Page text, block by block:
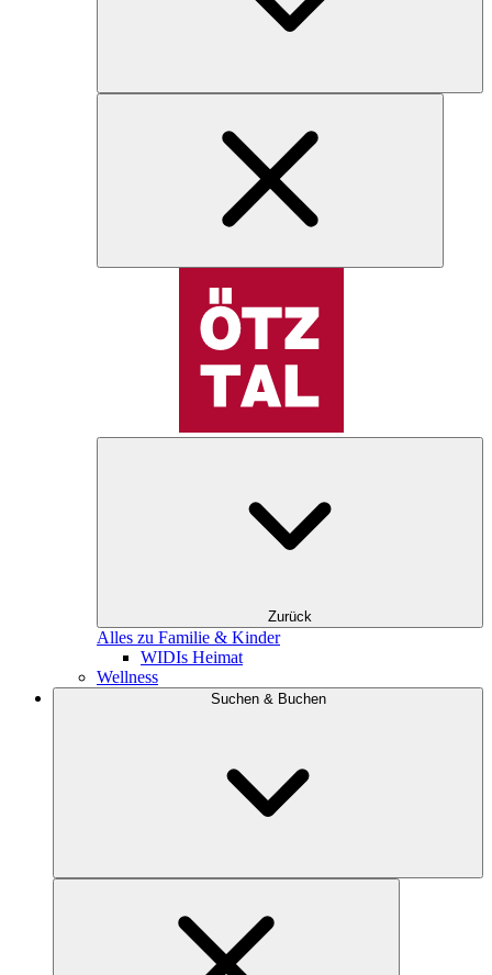
Zurück
Alles zu Familie & Kinder
WIDIs Heimat
Wellness
Suchen & Buchen